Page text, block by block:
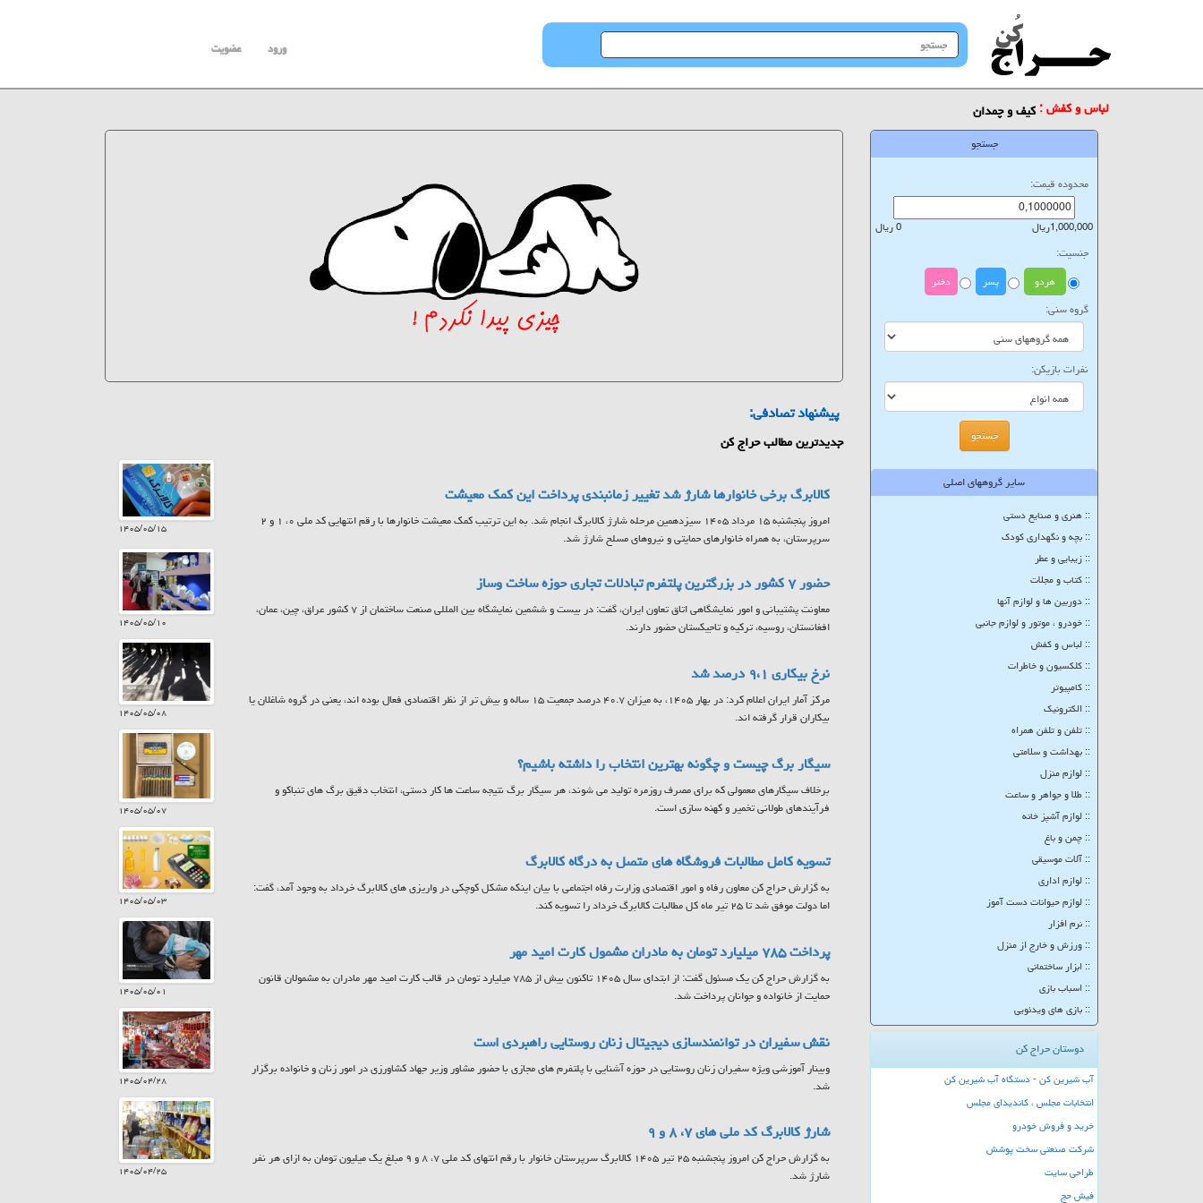
جستجو
در
ورود عضویت
لباس و کفش :کیف و چمدان
جستجو
محدوده قیمت:
1,000,000ریال 0 ریال
جنسیت:
هردو پسر دختر
گروه سنی:
نفرات بازیکن:
سایر گروههای اصلی
:: هنری و صنایع دستی
:: بچه و نگهداری کودک
:: زیبایی و عطر
:: کتاب و مجلات
:: دوربین ها و لوازم آنها
:: خودرو ، موتور و لوازم جانبی
:: لباس و کفش
:: کلکسیون و خاطرات
:: کامپیوتر
:: الکترونیک
:: تلفن و تلفن همراه
:: بهداشت و سلامتی
:: لوازم منزل
:: طلا و جواهر و ساعت
:: لوازم آشپز خانه
:: چمن و باغ
:: آلات موسیقی
:: لوازم اداری
:: لوازم حیوانات دست آموز
:: نرم افزار
:: ورزش و خارج از منزل
:: ابزار ساختمانی
:: اسباب بازی
:: بازی های ویدئویی
دوستان حراج کن
آب شیرین کن - دستگاه آب شیرین کن
انتخابات مجلس ، کاندیدای مجلس
خرید و فروش خودرو
شرکت صنعتی سخت پوشش
طراحی سایت
فیش حج
پیشنهاد تصادفی:
جدیدترین مطالب حراج کن
کالابرگ برخی خانوارها شارژ شد تغییر زمانبندی پرداخت این کمک معیشت
امروز پنجشنبه ۱۵ مرداد ۱۴۰۵ سیزدهمین مرحله شارژ کالابرگ انجام شد. به این ترتیب کمک معیشت خانوارها با رقم انتهایی کد ملی ۰، ۱ و ۲
سرپرستان، به همراه خانوارهای حمایتی و نیروهای مسلح شارژ شد.
۱۴۰۵/۰۵/۱۵
حضور ۷ کشور در بزرگترین پلتفرم تبادلات تجاری حوزه ساخت وساز
معاونت پشتیبانی و امور نمایشگاهی اتاق تعاون ایران، گفت: در بیست و ششمین نمایشگاه بین المللی صنعت ساختمان از ۷ کشور عراق، چین، عمان،
افغانستان، روسیه، ترکیه و تاجیکستان حضور دارند.
۱۴۰۵/۰۵/۱۰
نرخ بیکاری ۹،۱ درصد شد
مرکز آمار ایران اعلام کرد: در بهار ۱۴۰۵، به میزان ۴۰.۷ درصد جمعیت ۱۵ ساله و بیش تر از نظر اقتصادی فعال بوده اند، یعنی در گروه شاغلان یا
بیکاران قرار گرفته اند.
۱۴۰۵/۰۵/۰۸
سیگار برگ چیست و چگونه بهترین انتخاب را داشته باشیم؟
برخلاف سیگارهای معمولی که برای مصرف روزمره تولید می شوند، هر سیگار برگ نتیجه ساعت ها کار دستی، انتخاب دقیق برگ های تنباکو و
فرآیندهای طولانی تخمیر و کهنه سازی است.
۱۴۰۵/۰۵/۰۷
تسویه کامل مطالبات فروشگاه های متصل به درگاه کالابرگ
به گزارش حراج کن معاون رفاه و امور اقتصادی وزارت رفاه اجتماعی با بیان اینکه مشکل کوچکی در واریزی های کالابرگ خرداد به وجود آمد، گفت:
اما دولت موفق شد تا ۲۵ تیر ماه کل مطالبات کالابرگ خرداد را تسویه کند.
۱۴۰۵/۰۵/۰۳
پرداخت ۷۸۵ میلیارد تومان به مادران مشمول کارت امید مهر
به گزارش حراج کن یک مسئول گفت: از ابتدای سال ۱۴۰۵ تاکنون بیش از ۷۸۵ میلیارد تومان در قالب کارت امید مهر مادران به مشمولان قانون
حمایت از خانواده و جوانان پرداخت شد.
۱۴۰۵/۰۵/۰۱
نقش سفیران در توانمندسازی دیجیتال زنان روستایی راهبردی است
وبینار آموزشی ویژه سفیران زنان روستایی در حوزه آشنایی با پلتفرم های مجازی با حضور مشاور وزیر جهاد کشاورزی در امور زنان و خانواده برگزار
شد.
۱۴۰۵/۰۴/۲۸
شارژ کالابرگ کد ملی های ۷، ۸ و ۹
به گزارش حراج کن امروز پنجشنبه ۲۵ تیر ۱۴۰۵ کالابرگ سرپرستان خانوار با رقم انتهای کد ملی ۷، ۸ و ۹ مبلغ یک میلیون تومان به ازای هر نفر
شارژ شد.
۱۴۰۵/۰۴/۲۵